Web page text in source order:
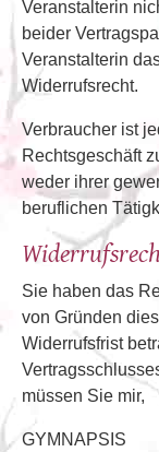
Veranstalterin
beider
Veranstalterin
Widerrufsrecht.
Verbraucher ist
Rechtsgeschäft
weder ihrer
beruflichen
Sie haben das
von Gründen
Widerrufsfrist
müssen Sie mir,
GYMNAPSIS